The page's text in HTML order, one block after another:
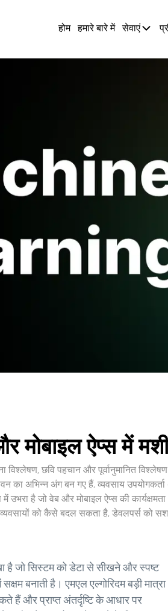
होम हमारे बारे में सेवाएं
मोबाइल ऐप्स में
विश्लेषण, छवि पहचान और पूर्वानुमानित
अभिन्न अंग बन गए हैं, व्यवसाय
है जो वेब और मोबाइल ऐप्स की
को कैसे बदल सकता है, डेवलपर्स को
है जो सिस्टम को डेटा से सीखने और स्पष्ट
बनाती है। एमएल एल्गोरिदम बड़ी मात्रा
हैं और प्राप्त अंतर्दृष्टि के आधार पर